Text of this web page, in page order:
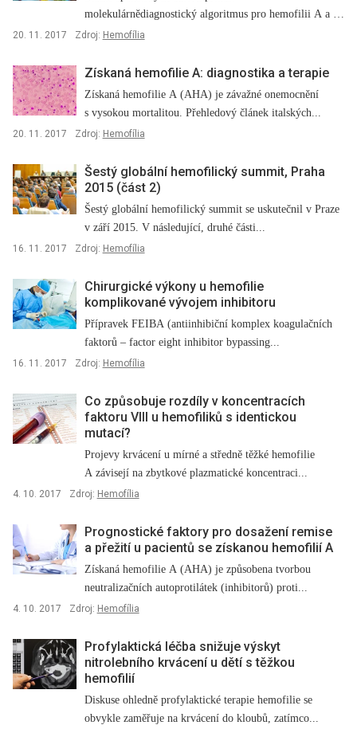
molekulárnědiagnostický algoritmus pro hemofilii A a B
založený...
20. 11. 2017 Zdroj: Hemofília
Získaná hemofilie A: diagnostika a terapie
Získaná hemofilie A (AHA) je závažné onemocnění
s vysokou mortalitou. Přehledový článek italských...
20. 11. 2017 Zdroj: Hemofília
Šestý globální hemofilický summit, Praha
2015 (část 2)
Šestý globální hemofilický summit se uskutečnil v Praze
v září 2015. V následující, druhé části...
16. 11. 2017 Zdroj: Hemofília
Chirurgické výkony u hemofilie
komplikované vývojem inhibitoru
Přípravek FEIBA (antiinhibiční komplex koagulačních
faktorů –⁠ factor eight inhibitor bypassing...
16. 11. 2017 Zdroj: Hemofília
Co způsobuje rozdíly v koncentracích
faktoru VIII u hemofiliků s identickou
mutací?
Projevy krvácení u mírné a středně těžké hemofilie
A závisejí na zbytkové plazmatické koncentraci...
4. 10. 2017 Zdroj: Hemofília
Prognostické faktory pro dosažení remise
a přežití u pacientů se získanou hemofilií A
Získaná hemofilie A (AHA) je způsobena tvorbou
neutralizačních autoprotilátek (inhibitorů) proti...
4. 10. 2017 Zdroj: Hemofília
Profylaktická léčba snižuje výskyt
nitrolebního krvácení u dětí s těžkou
hemofilií
Diskuse ohledně profylaktické terapie hemofilie se
obvykle zaměřuje na krvácení do kloubů, zatímco...